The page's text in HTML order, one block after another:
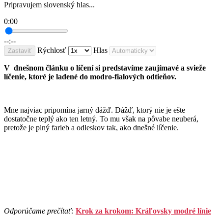
Pripravujem slovenský hlas...
0:00
--:--
Zastaviť Rýchlosť Hlas
V dnešnom článku o líčení si predstavíme zaujímavé a svieže
líčenie, ktoré je ladené do modro-fialových odtieňov.
Mne najviac pripomína jarný dážď. Dážď, ktorý nie je ešte
dostatočne teplý ako ten letný. To mu však na pôvabe neuberá,
pretože je plný farieb a odleskov tak, ako dnešné líčenie.
Odporúčame prečítať: Krok za krokom: Kráľovsky modré línie